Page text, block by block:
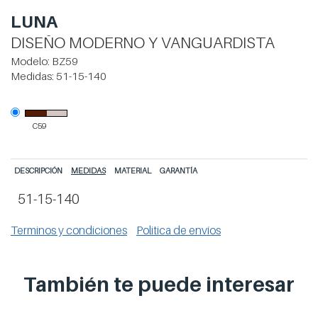
LUNA
DISEÑO MODERNO Y VANGUARDISTA
Modelo: BZ59
Medidas: 51-15-140
C59
DESCRIPCIÓN MEDIDAS MATERIAL GARANTÍA
51-15-140
Terminos y condiciones Politica de envíos
También te puede interesar